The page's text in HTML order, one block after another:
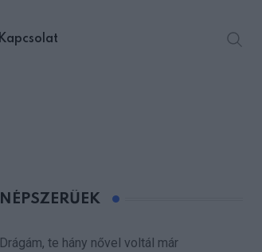
Kapcsolat
NÉPSZERŰEK
Drágám, te hány nővel voltál már